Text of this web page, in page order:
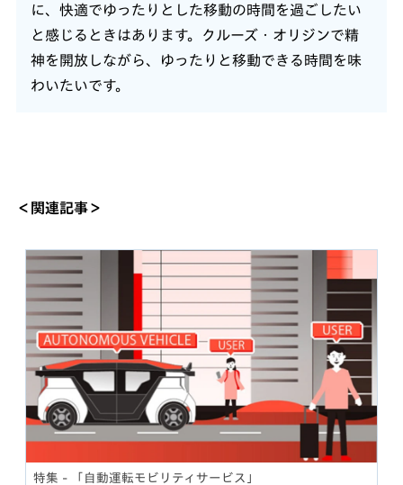
に、快適でゆったりとした移動の時間を過ごしたい
と感じるときはあります。クルーズ・オリジンで精
神を開放しながら、ゆったりと移動できる時間を味
わいたいです。
＜関連記事＞
特集 - 「自動運転モビリティサービス」